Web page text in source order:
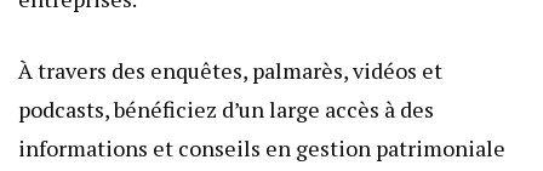
À travers des enquêtes, palmarès, vidéos et
podcasts, bénéficiez d’un large accès à des
informations et conseils en gestion patrimoniale